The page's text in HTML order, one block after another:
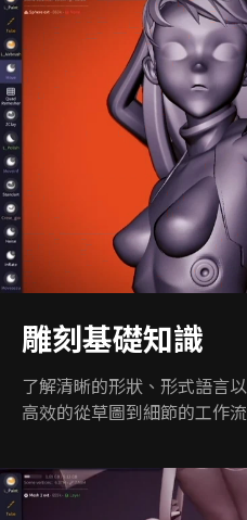
雕刻基礎知識
了解清晰的形狀、形式語言
高效的從草圖到細節的工作